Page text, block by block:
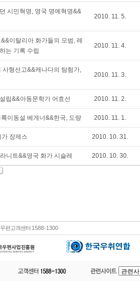
시민혁명, 영국 명예혁명&&
2010. 11. 5.
이탈리아 화가들의 모범, 레
는 기록 수립
2010. 11. 4.
형선고&&캐나다의 탐험가,
2010. 11. 3.
립&&아동문학가 어효선 2010. 11. 2.
이동설 베게너&&한국, 도량 2010. 11. 1.
장제스 2010. 10. 31.
니트&&영국 화가 시슬레 2010. 10. 30.
편고객센터 1588-1300